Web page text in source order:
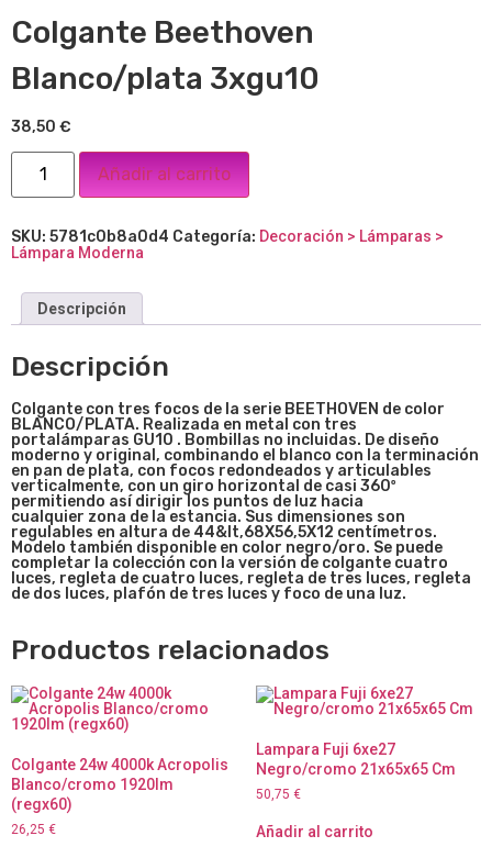
Colgante Beethoven
Blanco/plata 3xgu10
38,50 €
Añadir al carrito
SKU: 5781c0b8a0d4 Categoría: Decoración > Lámparas >
Lámpara Moderna
Descripción
Descripción
Colgante con tres focos de la serie BEETHOVEN de color
BLANCO/PLATA. Realizada en metal con tres
portalámparas GU10 . Bombillas no incluidas. De diseño
moderno y original, combinando el blanco con la terminación
en pan de plata, con focos redondeados y articulables
verticalmente, con un giro horizontal de casi 360º
permitiendo así dirigir los puntos de luz hacia
cualquier zona de la estancia. Sus dimensiones son
regulables en altura de 44&lt,68X56,5X12 centímetros.
Modelo también disponible en color negro/oro. Se puede
completar la colección con la versión de colgante cuatro
luces, regleta de cuatro luces, regleta de tres luces, regleta
de dos luces, plafón de tres luces y foco de una luz.
Productos relacionados
Colgante 24w 4000k Acropolis
Blanco/cromo 1920lm
(regx60)
26,25 €
Lampara Fuji 6xe27
Negro/cromo 21x65x65 Cm
50,75 €
Añadir al carrito